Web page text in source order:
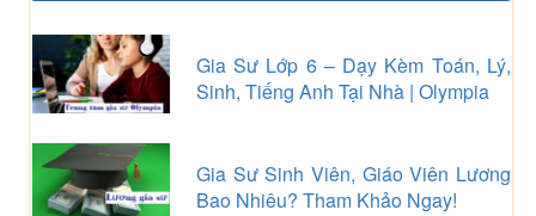
Gia Sư Lớp 6 – Dạy Kèm Toán, Lý,
Sinh, Tiếng Anh Tại Nhà | Olympia
Gia Sư Sinh Viên, Giáo Viên Lương
Bao Nhiêu? Tham Khảo Ngay!